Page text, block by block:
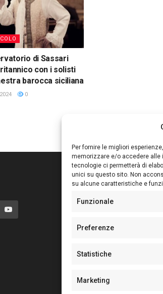
Per fornire le migliori
memorizzare e/o accedere alle
tecnologie ci permetterà di
unici su questo sito. Non
su alcune caratteristiche e
Funzionale
Preferenze
Statistiche
Marketing
di Sassari
con i solisti
barocca siciliana
0
Editore:Giampaolo
Sede:
N° di iscrizione al
N° 128/2020 del
Per la Pubblicità: